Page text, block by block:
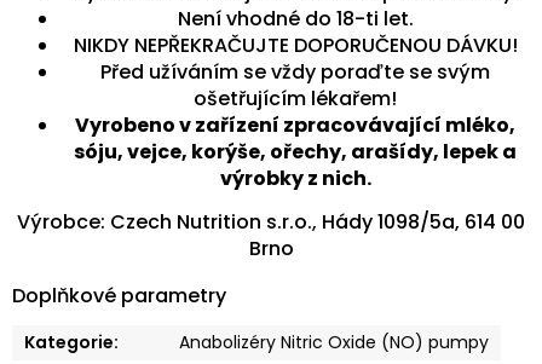
Není vhodné do 18-ti let.
NIKDY NEPŘEKRAČUJTE DOPORUČENOU DÁVKU!
Před užíváním se vždy poraďte se svým
ošetřujícím lékařem!
Vyrobeno v zařízení zpracovávající mléko,
sóju, vejce, korýše, ořechy, arašídy, lepek a
výrobky z nich.
Výrobce: Czech Nutrition s.r.o., Hády 1098/5a, 614 00
Brno
Doplňkové parametry
Kategorie:
Anabolizéry Nitric Oxide (NO) pumpy